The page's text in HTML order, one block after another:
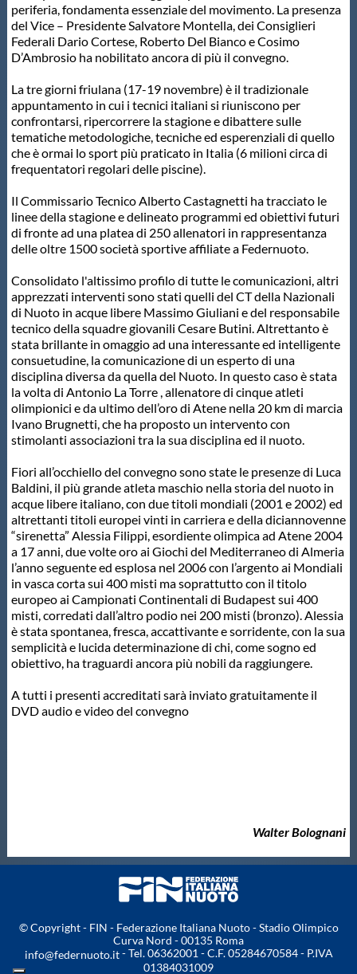
GUG
Propaganda
Centri Federali
Area Legislativa
Protezione Civile
Qualità
Sostenibilità
Privacy
Cookie Policy
Archivio News
Flash News
Galleria fotografica
Videogallery
Intranet
Mappa del sito
periferia, fondamenta essenziale del movimento. La presenza
del Vice – Presidente Salvatore Montella, dei Consiglieri
Federali Dario Cortese, Roberto Del Bianco e Cosimo
D’Ambrosio ha nobilitato ancora di più il convegno.
La tre giorni friulana (17-19 novembre) è il tradizionale
appuntamento in cui i tecnici italiani si riuniscono per
confrontarsi, ripercorrere la stagione e dibattere sulle
tematiche metodologiche, tecniche ed esperenziali di quello
che è ormai lo sport più praticato in Italia (6 milioni circa di
frequentatori regolari delle piscine).
Il Commissario Tecnico Alberto Castagnetti ha tracciato le
linee della stagione e delineato programmi ed obiettivi futuri
di fronte ad una platea di 250 allenatori in rappresentanza
delle oltre 1500 società sportive affiliate a Federnuoto.
Consolidato l'altissimo profilo di tutte le comunicazioni, altri
apprezzati interventi sono stati quelli del CT della Nazionali
di Nuoto in acque libere Massimo Giuliani e del responsabile
tecnico della squadre giovanili Cesare Butini. Altrettanto è
stata brillante in omaggio ad una interessante ed intelligente
consuetudine, la comunicazione di un esperto di una
disciplina diversa da quella del Nuoto. In questo caso è stata
la volta di Antonio La Torre , allenatore di cinque atleti
olimpionici e da ultimo dell’oro di Atene nella 20 km di marcia
Ivano Brugnetti, che ha proposto un intervento con
stimolanti associazioni tra la sua disciplina ed il nuoto.
Fiori all’occhiello del convegno sono state le presenze di Luca
Baldini, il più grande atleta maschio nella storia del nuoto in
acque libere italiano, con due titoli mondiali (2001 e 2002) ed
altrettanti titoli europei vinti in carriera e della diciannovenne
“sirenetta” Alessia Filippi, esordiente olimpica ad Atene 2004
a 17 anni, due volte oro ai Giochi del Mediterraneo di Almeria
l’anno seguente ed esplosa nel 2006 con l’argento ai Mondiali
in vasca corta sui 400 misti ma soprattutto con il titolo
europeo ai Campionati Continentali di Budapest sui 400
misti, corredati dall’altro podio nei 200 misti (bronzo). Alessia
è stata spontanea, fresca, accattivante e sorridente, con la sua
semplicità e lucida determinazione di chi, come sogno ed
obiettivo, ha traguardi ancora più nobili da raggiungere.
A tutti i presenti accreditati sarà inviato gratuitamente il
DVD audio e video del convegno
Walter Bolognani
© Copyright - FIN - Federazione Italiana Nuoto - Stadio Olimpico
Curva Nord - 00135 Roma
info@federnuoto.it- Tel. 06362001 - C.F. 05284670584 - P.IVA
01384031009